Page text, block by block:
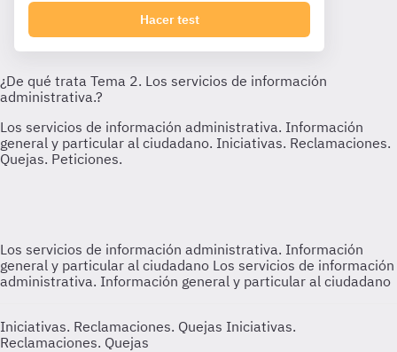
Hacer test
Los servicios de información administrativa. Información
general y particular al ciudadano Los servicios de información
administrativa. Información general y particular al ciudadano
Iniciativas. Reclamaciones. Quejas Iniciativas.
Reclamaciones. Quejas